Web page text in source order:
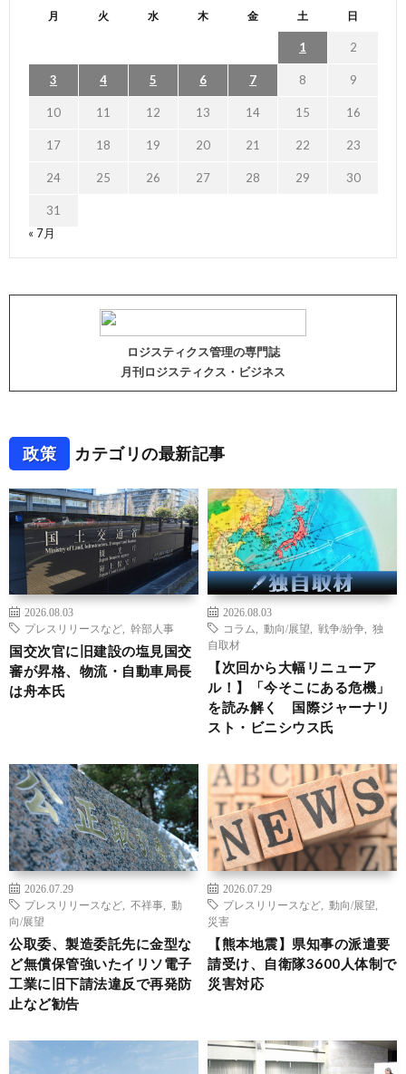
月 火 水 木 金 土 日
1 2
3 4 5 6 7 8 9
10 11 12 13 14 15 16
17 18 19 20 21 22 23
24 25 26 27 28 29 30
31
« 7月
ロジスティクス管理の専門誌
月刊ロジスティクス・ビジネス
政策 カテゴリの最新記事
2026.08.03
プレスリリースなど
幹部人事
国交次官に旧建設の塩見国交
審が昇格、物流・自動車局長
は舟本氏
2026.08.03
コラム
動向/展望 戦争/紛争
独
自取材
【次回から大幅リニューア
ル！】「今そこにある危機」
を読み解く 国際ジャーナリ
スト・ビニシウス氏
2026.07.29
プレスリリースなど
不祥事
動
向/展望
公取委、製造委託先に金型な
ど無償保管強いたイリソ電子
工業に旧下請法違反で再発防
止など勧告
2026.07.29
プレスリリースなど
動向/展望
災害
【熊本地震】県知事の派遣要
請受け、自衛隊3600人体制で
災害対応